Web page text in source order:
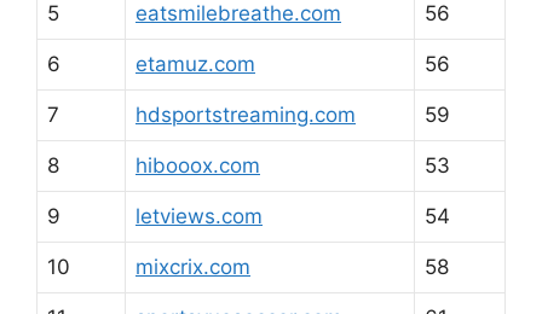
5 eatsmilebreathe.com 56
6 etamuz.com 56
7 hdsportstreaming.com 59
8 hibooox.com 53
9 letviews.com 54
10 mixcrix.com 58